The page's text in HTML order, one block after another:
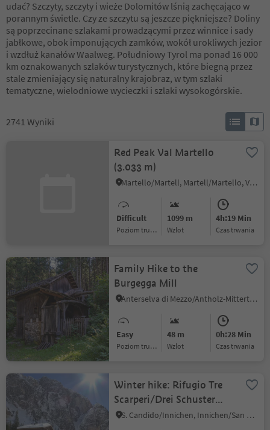
udać? Szczyty, szczyty i wieże Dolomitów lśnią zachęcająco w
porannym świetle. Czy ze szczytu są jeszcze piękniejsze? Doliny
są poprzecinane szlakami prowadzącymi przez winnice i sady
jabłkowe, obok imponujących zamków, wokół urokliwych jezior
i wzdłuż kanałów Waalweg. Południowy Tyrol ma ponad 16 000
km oznakowanych szlaków turystycznych, które biegną przez
stale zmieniający się naturalny krajobraz, w tym szlaki
tematyczne, wielodniowe wycieczki i szlaki wysokogórskie.
2741 Wyniki
Red Peak Val Martello
(3.033 m)
Martello/Martell, Martell/Martello, Vinschgau/Val Venosta
Difficult
Poziom trudności
1099 m
Wzlot
4h:19 Min
czas trwania
Family Hike to the
Burgegga Mill
Anterselva di Mezzo/Antholz-Mittertal, Rasen-Antholz/Rasun Anterselva, Dolomites Region Kronplatz/Plan de Corones
Easy
Poziom trudności
48 m
Wzlot
0h:28 Min
czas trwania
Winter hike: Rifugio Tre
Scarperi/Drei Schuster
Hütte Mountain Hut
S. Candido/Innichen, Innichen/San Candido, Dolomites Region 3 Zinnen